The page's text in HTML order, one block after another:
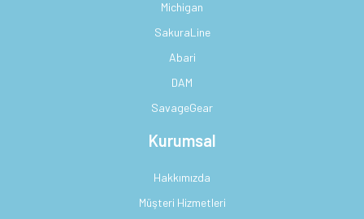
Michigan
SakuraLine
Abari
DAM
SavageGear
Kurumsal
Hakkımızda
Müşteri Hizmetleri